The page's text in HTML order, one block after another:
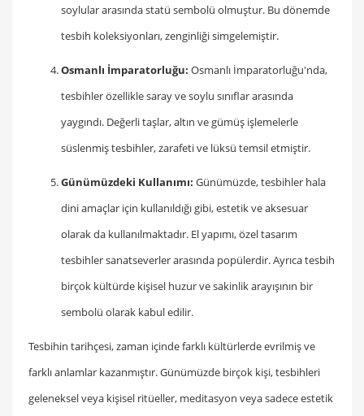
soylular arasında statü sembolü olmuştur. Bu dönemde
tesbih koleksiyonları, zenginliği simgelemiştir.
Osmanlı İmparatorluğu: Osmanlı İmparatorluğu'nda,
tesbihler özellikle saray ve soylu sınıflar arasında
yaygındı. Değerli taşlar, altın ve gümüş işlemelerle
süslenmiş tesbihler, zarafeti ve lüksü temsil etmiştir.
Günümüzdeki Kullanımı: Günümüzde, tesbihler hala
dini amaçlar için kullanıldığı gibi, estetik ve aksesuar
olarak da kullanılmaktadır. El yapımı, özel tasarım
tesbihler sanatseverler arasında popülerdir. Ayrıca tesbih
birçok kültürde kişisel huzur ve sakinlik arayışının bir
sembolü olarak kabul edilir.
Tesbihin tarihçesi, zaman içinde farklı kültürlerde evrilmiş ve
farklı anlamlar kazanmıştır. Günümüzde birçok kişi, tesbihleri
geleneksel veya kişisel ritüeller, meditasyon veya sadece estetik